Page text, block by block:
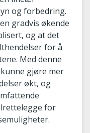
og forbedring.
gradvis økende
og at det
for å
Med denne
gjøre mer
økt, og
for